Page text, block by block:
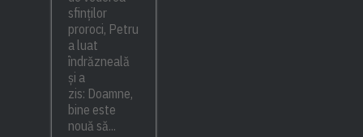
sfinților
proroci, Petru
a luat
îndrăzneală
și a
zis: Doamne,
bine este
nouă să...